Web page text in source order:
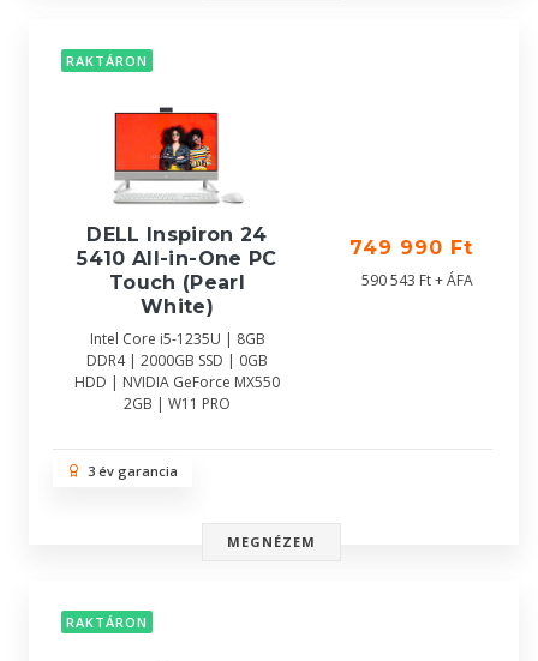
RAKTÁRON
DELL Inspiron 24
5410 All-in-One PC
Touch (Pearl
White)
Intel Core i5-1235U | 8GB
DDR4 | 2000GB SSD | 0GB
HDD | NVIDIA GeForce MX550
2GB | W11 PRO
749 990 Ft
590 543 Ft + ÁFA
3 év garancia
MEGNÉZEM
RAKTÁRON